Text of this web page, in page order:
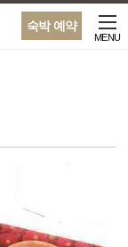
숙박 예약
MENU